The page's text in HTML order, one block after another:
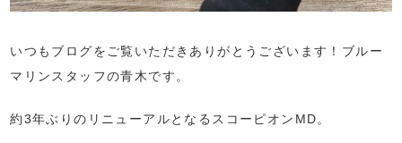
いつもブログをご覧いただきありがとうございます！ブルー
マリンスタッフの青木です。
約3年ぶりのリニューアルとなるスコーピオンMD。